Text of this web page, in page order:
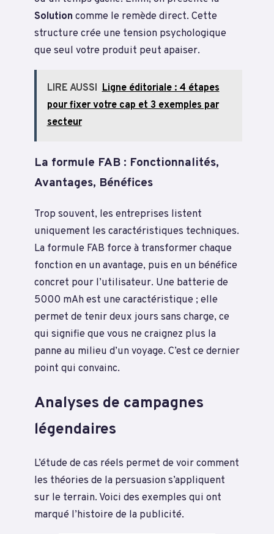
Solution comme le remède direct. Cette
structure crée une tension psychologique
que seul votre produit peut apaiser.
LIRE AUSSI Ligne éditoriale : 4 étapes
pour fixer votre cap et 3 exemples par
secteur
La formule FAB : Fonctionnalités,
Avantages, Bénéfices
Trop souvent, les entreprises listent
uniquement les caractéristiques techniques.
La formule FAB force à transformer chaque
fonction en un avantage, puis en un bénéfice
concret pour l’utilisateur. Une batterie de
5000 mAh est une caractéristique ; elle
permet de tenir deux jours sans charge, ce
qui signifie que vous ne craignez plus la
panne au milieu d’un voyage. C’est ce dernier
point qui convainc.
Analyses de campagnes
légendaires
L’étude de cas réels permet de voir comment
les théories de la persuasion s’appliquent
sur le terrain. Voici des exemples qui ont
marqué l’histoire de la publicité.